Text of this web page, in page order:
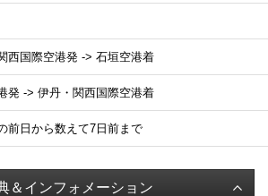
西国際空港発 -> 石垣空港着
発 -> 伊丹・関西国際空港着
前日から数えて7日前まで
＆インフォメーション